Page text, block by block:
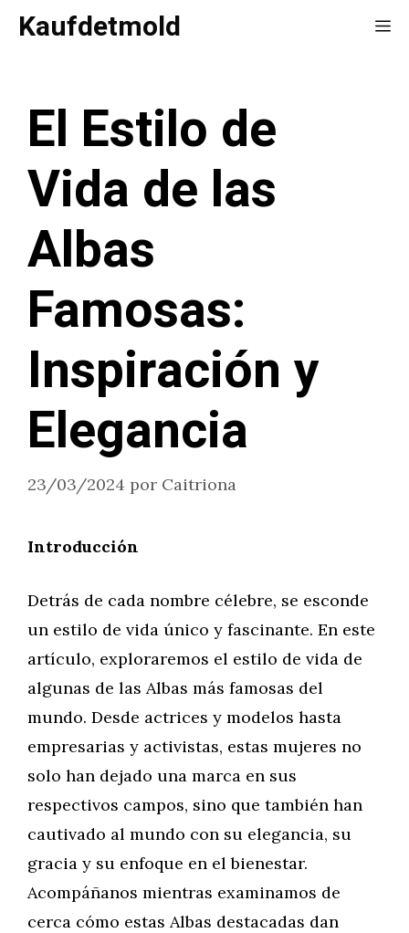
SaltarKaufdetmold
El Estilo de
Vida de las
Albas
Famosas:
Inspiración y
Elegancia
23/03/2024 por Caitriona
Introducción
Detrás de cada nombre célebre, se esconde
un estilo de vida único y fascinante. En este
artículo, exploraremos el estilo de vida de
algunas de las Albas más famosas del
mundo. Desde actrices y modelos hasta
empresarias y activistas, estas mujeres no
solo han dejado una marca en sus
respectivos campos, sino que también han
cautivado al mundo con su elegancia, su
gracia y su enfoque en el bienestar.
Acompáñanos mientras examinamos de
cerca cómo estas Albas destacadas dan